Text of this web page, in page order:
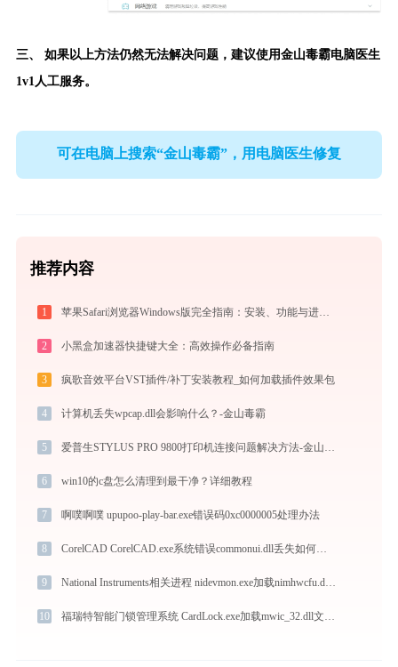
三、 如果以上方法仍然无法解决问题，建议使用金山毒霸电脑医生
1v1人工服务。
可在电脑上搜索“金山毒霸”，用电脑医生修复
推荐内容
1 苹果Safari浏览器Windows版完全指南：安装、功能与进阶使用技巧全攻略（2026最新）
2 小黑盒加速器快捷键大全：高效操作必备指南
3 疯歌音效平台VST插件/补丁安装教程_如何加载插件效果包
4 计算机丢失wpcap.dll会影响什么？-金山毒霸
5
6 win10的c盘怎么清理到最干净？详细教程
7 啊噗啊噗 upupoo-play-bar.exe错误码0xc0000005处理办法
8 CorelCAD CorelCAD.exe系统错误commonui.dll丢失如何解决
9 National Instruments相关进程 nidevmon.exe加载nimhwcfu.dll文件丢失处理办法
10